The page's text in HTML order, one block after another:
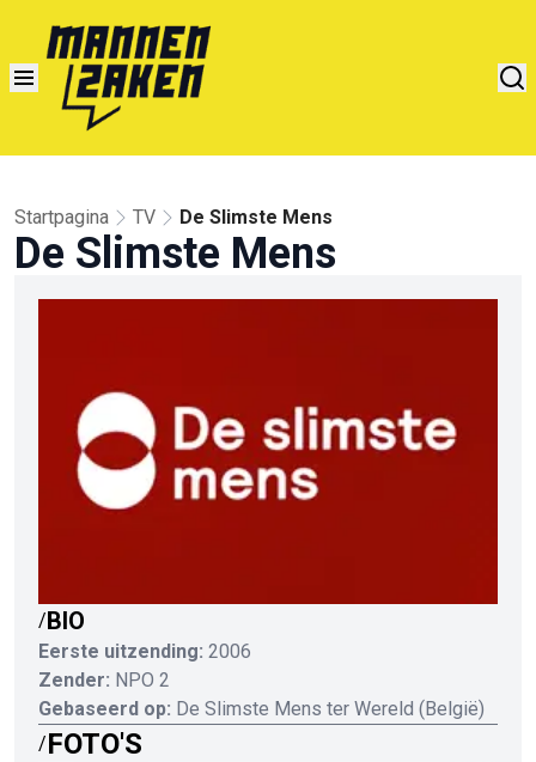
Startpagina TV De Slimste Mens
De Slimste Mens
/BIO
Eerste uitzending: 2006
Zender: NPO 2
Gebaseerd op: De Slimste Mens ter Wereld (België)
/FOTO'S